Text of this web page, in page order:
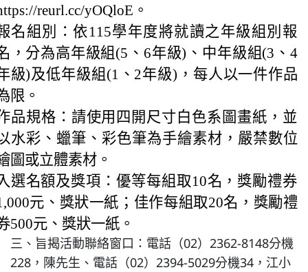
reurl.cc/yOQloE。
名組別：依115學年度將就讀之年級組別報
，分為高年級組(5、6年級)、中年級組(3、4
級)及低年級組(1、2年級)，每人以一件作品
限。
品規格：請使用四開尺寸白色系圖畫紙，並
水彩、蠟筆、彩色筆為手繪素材，嚴禁數位
圖或立體素材。
選名額及獎項：優等每組取10名，獎勵禮券
元、獎狀一紙；佳作每組取20名，獎勵禮
500元、獎狀一紙。
三、旨揭活動聯絡窗口：電話（02）2362-8148分機
228，陳先生、電話（02）2394-5029分機34，江小